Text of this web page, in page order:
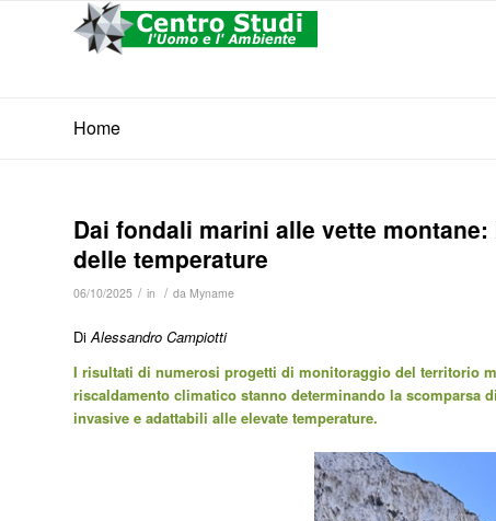
Home
Dai fondali marini alle vette
delle temperature
06/10/2025 / in / da Myname
DiAlessandro Campiotti
I risultati di numerosi progetti di monitoraggio del territorio
riscaldamento climatico stanno determinando la scomparsa
invasive e adattabili alle elevate temperature.